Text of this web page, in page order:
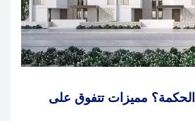
مميزات تتفوق على